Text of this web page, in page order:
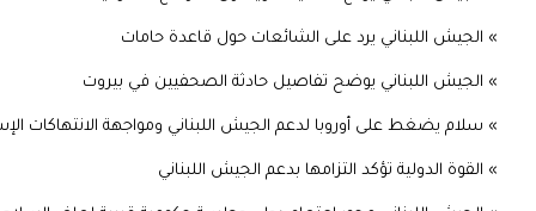
» الجيش اللبناني يرد على الشائعات حول قاعدة حامات
» الجيش اللبناني يوضح تفاصيل حادثة الصحفيين في بيروت
» سلام يضغط على أوروبا لدعم الجيش اللبناني ومواجهة الانتهاكات
» القوة الدولية تؤكد التزامها بدعم الجيش اللبناني